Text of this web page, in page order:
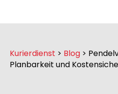
Kurierdienst > Blog >
Planbarkeit und